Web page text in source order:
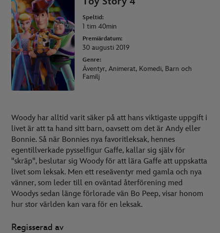
Speltid:
1 tim 40min
Premiärdatum:
30 augusti 2019
Genre:
Äventyr, Animerat, Komedi, Barn och
Familj
Woody har alltid varit säker på att hans viktigaste uppgift i
livet är att ta hand sitt barn, oavsett om det är Andy eller
Bonnie. Så när Bonnies nya favoritleksak, hennes
egentillverkade pysselfigur Gaffe, kallar sig själv för
"skräp", beslutar sig Woody för att lära Gaffe att uppskatta
livet som leksak. Men ett reseäventyr med gamla och nya
vänner, som leder till en oväntad återförening med
Woodys sedan länge förlorade vän Bo Peep, visar honom
hur stor världen kan vara för en leksak.
Regisserad av